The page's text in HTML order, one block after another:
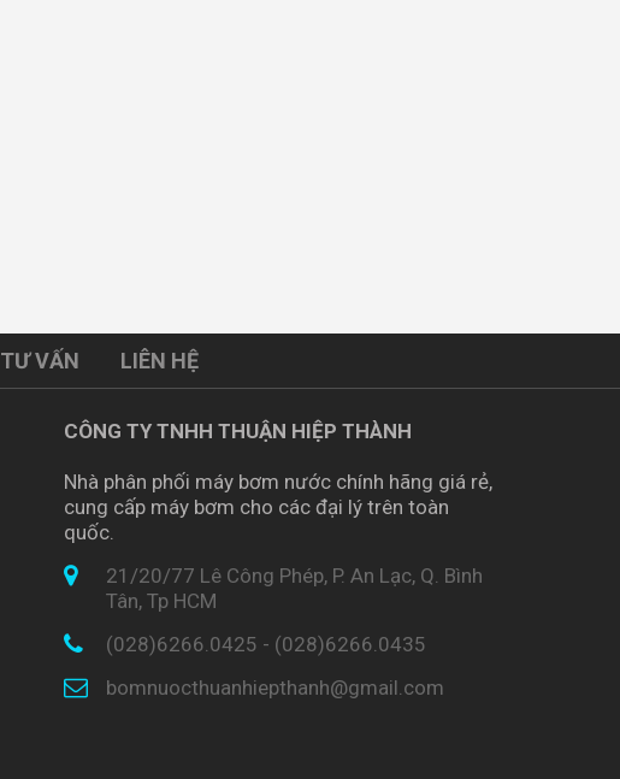
TƯ VẤN LIÊN HỆ
CÔNG TY TNHH THUẬN HIỆP THÀNH
Nhà phân phối máy bơm nước chính hãng giá rẻ,
cung cấp máy bơm cho các đại lý trên toàn
quốc.
21/20/77 Lê Công Phép, P. An Lạc, Q. Bình
Tân, Tp HCM
(028)6266.0425 - (028)6266.0435
bomnuocthuanhiepthanh@gmail.com